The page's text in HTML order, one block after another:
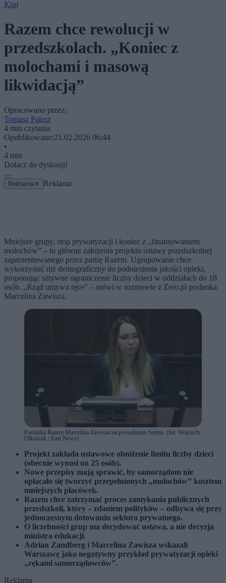
Kraj
Razem chce rewolucji w
przedszkolach. „Koniec z
molochami i masową
likwidacją”
Opracowano przez:
Tomasz Pałasz
4 min czytania
Opublikowano:21.02.2026 06:44
•
4 min
Dołącz do dyskusji!
Reklama ✕ Reklama
Mniejsze grupy, stop prywatyzacji i koniec z „finansowaniem
molochów” – to główne założenia projektu ustawy przedszkolnej
zaprezentowanego przez partię Razem. Ugrupowanie chce
wykorzystać niż demograficzny do podniesienia jakości opieki,
proponując sztywne ograniczenie liczby dzieci w oddziałach do 18
osób. „Rząd umywa ręce” – mówi w rozmowie z Zero.pl posłanka
Marcelina Zawisza.
Posłanka Razem Marcelina Zawisza na posiedzeniu Sejmu. (fot. Wojciech
Olkuśnik / East News)
Projekt zakłada ustawowe obniżenie limitu liczby dzieci
(obecnie wynosi on 25 osób).
Nowe przepisy mają sprawić, by samorządom nie
opłacało się tworzyć przepełnionych „molochów” kosztem
mniejszych placówek.
Razem chce zatrzymać proces zamykania publicznych
przedszkoli, który – zdaniem polityków – odbywa się przy
jednoczesnym dotowaniu sektora prywatnego.
O liczebności grup ma decydować ustawa, a nie decyzja
ministra edukacji.
Adrian Zandberg i Marcelina Zawisza wskazali
Warszawę jako negatywny przykład prywatyzacji opieki
„rękami samorządowców”.
Reklama